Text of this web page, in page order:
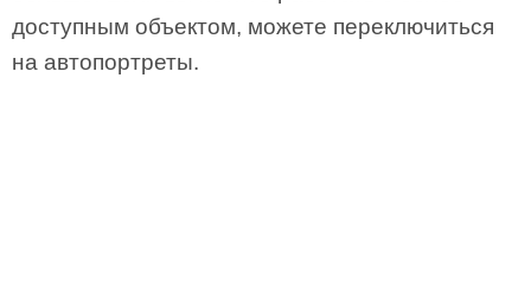
доступным объектом, можете переключиться
на автопортреты.